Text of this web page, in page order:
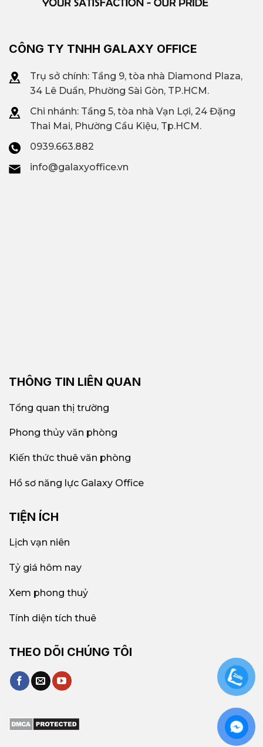
CÔNG TY TNHH GALAXY OFFICE
Trụ sở chính: Tầng 9, tòa nhà Diamond Plaza,
34 Lê Duẩn, Phường Sài Gòn, TP.HCM.
Chi nhánh: Tầng 5, tòa nhà Vạn Lợi, 24 Đặng
Thai Mai, Phường Cầu Kiệu, Tp.HCM.
0939.663.882
info@galaxyoffice.vn
THÔNG TIN LIÊN QUAN
Tổng quan thị trường
Phong thủy văn phòng
Kiến thức thuê văn phòng
Hồ sơ năng lực Galaxy Office
TIỆN ÍCH
Lịch vạn niên
Tỷ giá hôm nay
Xem phong thuỷ
Tính diện tích thuê
THEO DÕI CHÚNG TÔI